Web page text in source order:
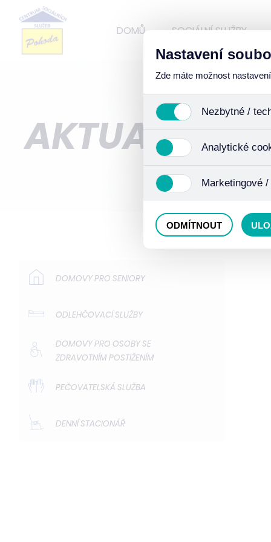
DOMŮ SOCIÁLNÍ SLUŽBY
AKTUALITY
DOMOVY PRO SENIORY
ODLEHČOVACÍ SLUŽBY
DOMOVY PRO OSOBY SE
ZDRAVOTNÍM POSTIŽENÍM
PEČOVATELSKÁ SLUŽBA
DENNÍ STACIONÁŘ
Nastavení
Zde máte možnost
Nezbytné /
funkcí. Používají se mimo
Analytické
anonymizaci se jižMarketingové
ODMÍTNOUT